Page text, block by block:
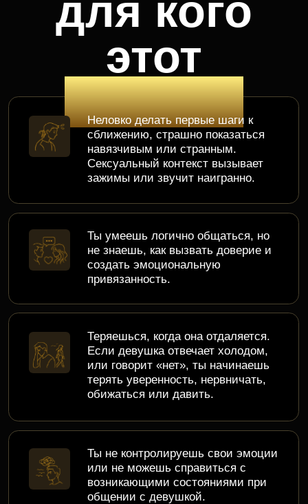
Ты умеешь логично общаться, но
не знаешь, как вызвать доверие и
создать эмоциональную
или говорит «нет», ты начинаешь
терять уверенность, нервничать,
обижаться или давить.
Ты не контролируешь свои эмоции
возникающими состояниями при
Падает самооценка при игноре и
отказах, возникает страх подхода.
Диалог тухнет. Переписка сходит
на нет, а на свидании ты тупишь и
не знаешь как вызвать интерес и
доверие.
Эмоциональный интеллект - это
твой главный инструмент. С его
Слово эксперта